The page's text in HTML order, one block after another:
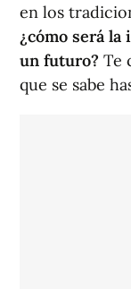
en los
¿cómo será la
un futuro? Te
que se sabe